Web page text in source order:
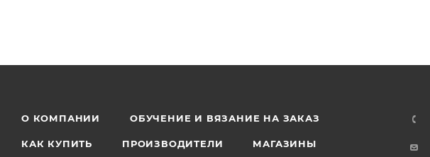
О КОМПАНИИ ОБУЧЕНИЕ И ВЯЗАНИЕ НА ЗАКАЗ
КАК КУПИТЬ ПРОИЗВОДИТЕЛИ МАГАЗИНЫ